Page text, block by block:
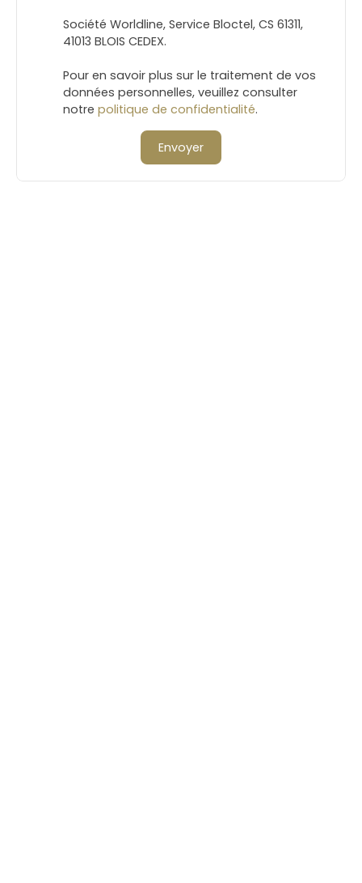
Société Worldline, Service Bloctel, CS 61311,
41013 BLOIS CEDEX.
Pour en savoir plus sur le traitement de vos
données personnelles, veuillez consulter
notre politique de confidentialité.
Envoyer